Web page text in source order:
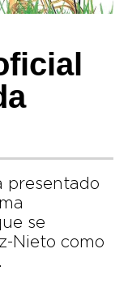
presentado
se
Nieto como